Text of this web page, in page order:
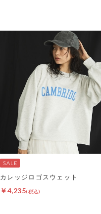
カレッジロゴスウェット
￥4,235